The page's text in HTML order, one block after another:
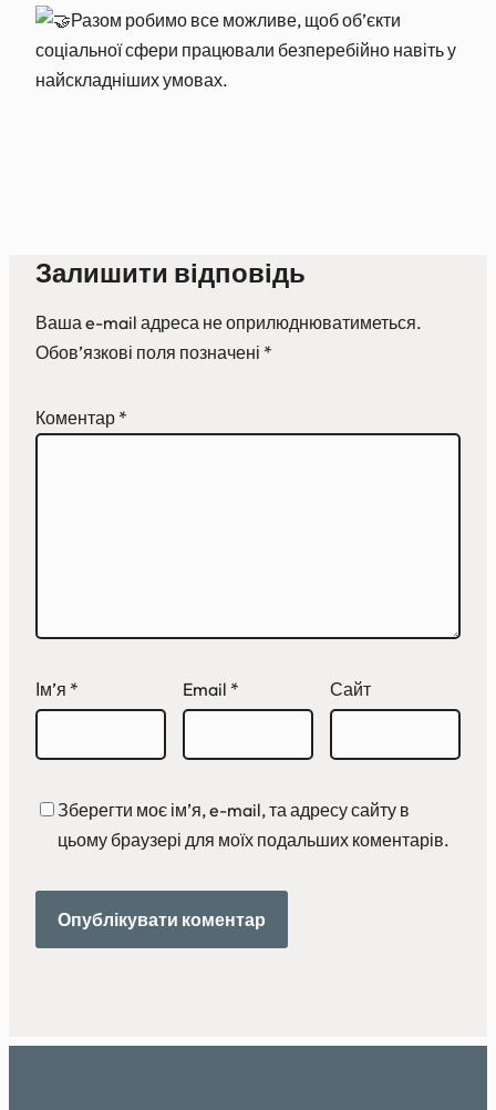
Разом робимо все можливе, щоб об’єкти
соціальної сфери працювали безперебійно навіть у
найскладніших умовах.
Залишити відповідь
Ваша e-mail адреса не оприлюднюватиметься.
Обов’язкові поля позначені *
Коментар *
Ім’я * Email * Сайт
Зберегти моє ім’я, e-mail, та адресу сайту в
цьому браузері для моїх подальших коментарів.